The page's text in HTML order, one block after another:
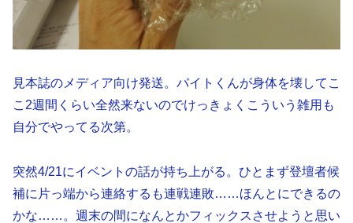
見本誌のメディア向け発送。バイトくんが身体を壊してこ
こ2週間くらい全然来ないのでけっきょくこういう雑用も
自分でやってる次第。
突然4/21にイベントの話が持ち上がる。ひとまず登壇者候
補に片っ端から連絡するも連戦連敗……ほんとにできるの
かな……。週末の間になんとかフィックスさせようと思い